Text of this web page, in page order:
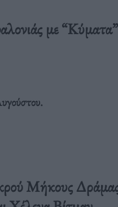
με “Κύματα”
Μήκους